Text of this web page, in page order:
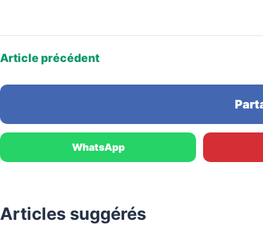
Article précédent
WhatsApp
Articles suggérés